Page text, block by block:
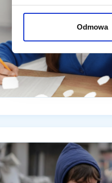
Odmowa